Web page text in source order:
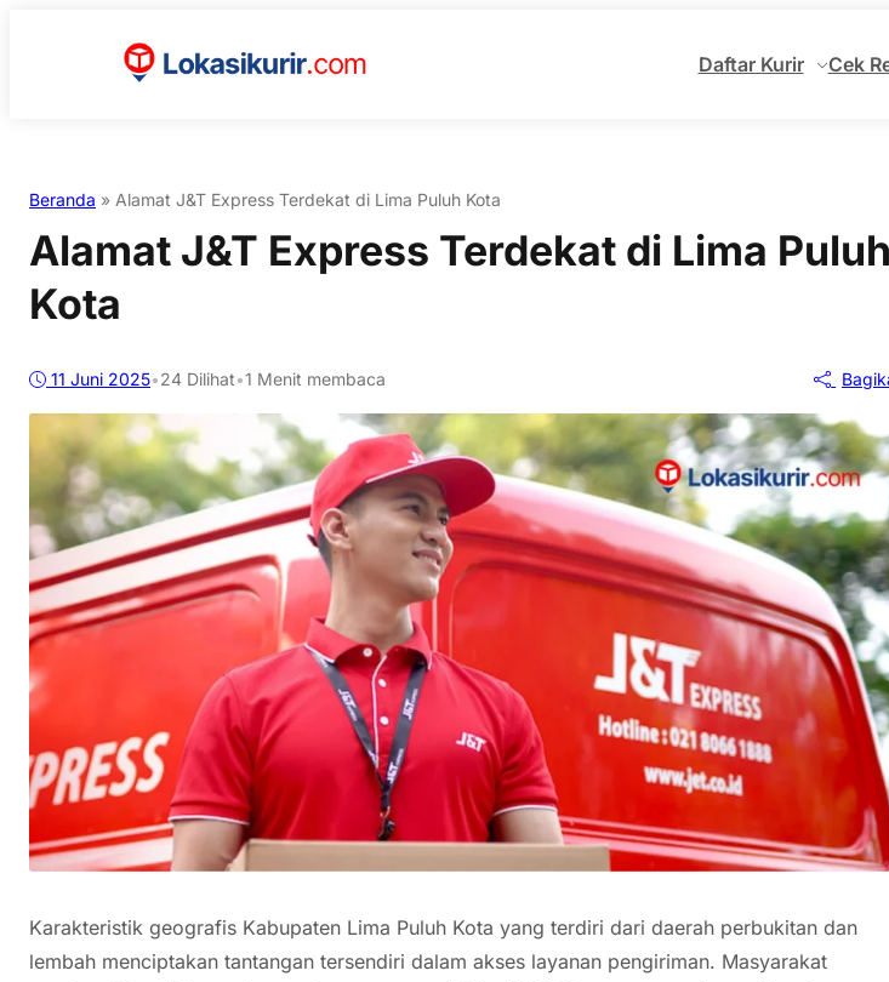
Daftar Kurir Cek
Beranda » Alamat J&T Express Terdekat di Lima Puluh Kota
Alamat J&T Express Terdekat di Lima Puluh
Kota
11 Juni 2025•24 Dilihat•1 Menit membaca
Karakteristik geografis Kabupaten Lima Puluh Kota yang terdiri dari daerah perbukitan dan
lembah menciptakan tantangan tersendiri dalam akses layanan pengiriman. Masyarakat